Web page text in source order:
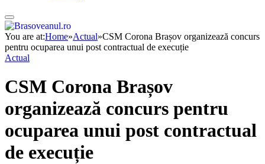
You are at:Home»Actual»CSM Corona Brașov organizează concurs
pentru ocuparea unui post contractual de execuție
Actual
CSM Corona Brașov
organizează concurs pentru
ocuparea unui post contractual
de execuție